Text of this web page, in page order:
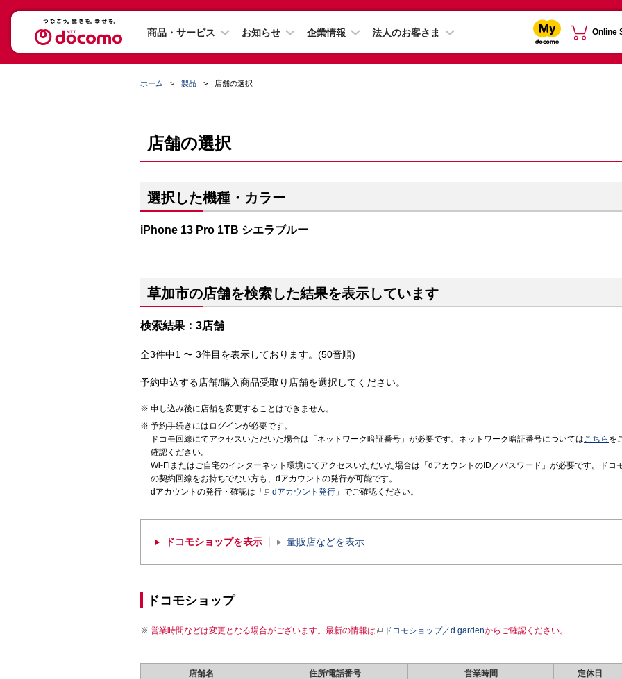
商品・サービス お知らせ 企業情報 法人のお客さま Online
ホーム 製品 店舗の選択
店舗の選択
選択した機種・カラー
iPhone 13 Pro 1TB シエラブルー
草加市の店舗を検索した結果を表示しています
検索結果：3店舗
全3件中1 〜 3件目を表示しております。(50音順)
予約申込する店舗/購入商品受取り店舗を選択してください。
申し込み後に店舗を変更することはできません。
予約手続きにはログインが必要です。
ドコモ回線にてアクセスいただいた場合は「ネットワーク暗証番号」が必要です。ネットワーク暗証番号についてはこちら を
確認ください。
Wi-Fiまたはご自宅のインターネット環境にてアクセスいただいた場合は「dアカウントのID／パスワード」が必要です。ドコ
の契約回線をお持ちでない方も、dアカウントの発行が可能です。
dアカウントの発行・確認は「
dアカウント発行 」でご確認ください。
ドコモショップを表示 量販店などを表示
ドコモショップ
営業時間などは変更となる場合がございます。最新の情報は ドコモショップ／d gardenからご確認ください。
店舗名 住所/電話番号 営業時間 定休日